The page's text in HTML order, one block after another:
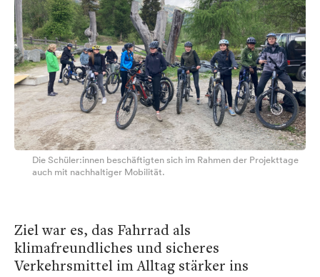
Die Schüler:innen beschäftigten sich im Rahmen der Projekttage
auch mit nachhaltiger Mobilität.
Ziel war es, das Fahrrad als
klimafreundliches und sicheres
Verkehrsmittel im Alltag stärker ins